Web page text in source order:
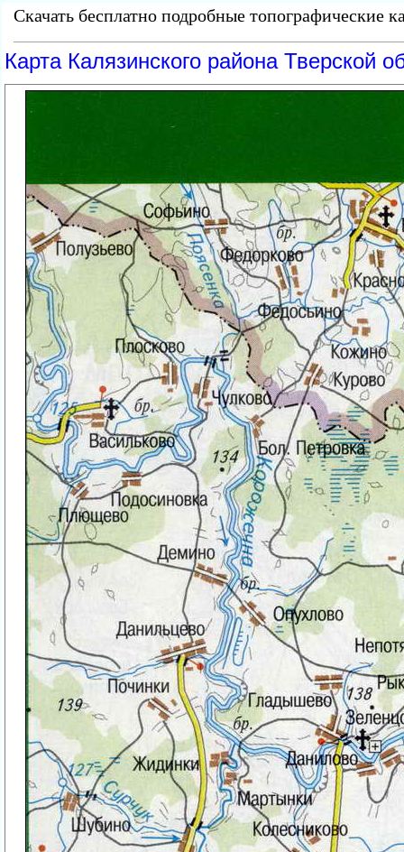
Скачать бесплатно подробные топографические
Карта Калязинского района Тверской